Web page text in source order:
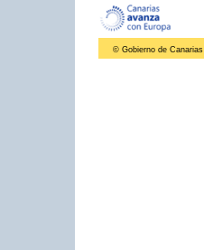
© Gobierno de Canarias